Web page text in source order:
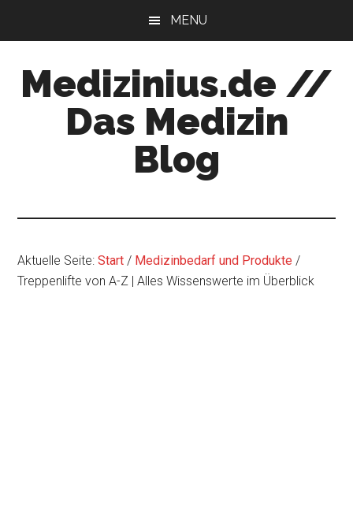
MENU
Medizinius.de //
Das Medizin
Blog
Aktuelle Seite:Start / Medizinbedarf und Produkte /
Treppenlifte von A-Z | Alles Wissenswerte im Überblick